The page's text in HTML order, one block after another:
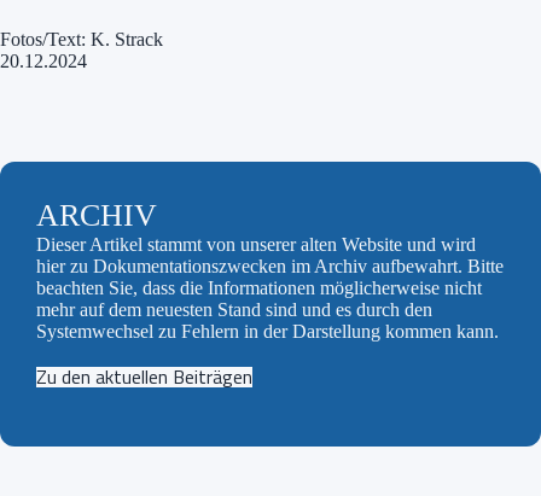
Fotos/Text: K. Strack
20.12.2024
ARCHIV
Dieser Artikel stammt von unserer alten Website und wird
hier zu Dokumentationszwecken im Archiv aufbewahrt. Bitte
beachten Sie, dass die Informationen möglicherweise nicht
mehr auf dem neuesten Stand sind und es durch den
Systemwechsel zu Fehlern in der Darstellung kommen kann.
Zu den aktuellen Beiträgen